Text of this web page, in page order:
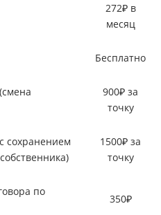
272₽ в
месяц
Бесплатно
900₽ за
точку
сохранением
1500₽ за
точку
по
350₽